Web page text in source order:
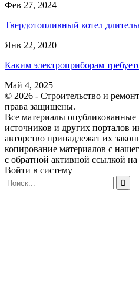
Фев 27, 2024
Твердотопливный котел
Янв 22, 2020
Каким электроприборам
Май 4, 2025
© 2026 - Строительство и
права защищены.
Все материалы опубликованные
источников и других порталов
авторство принадлежат их
копирование материалов с
с обратной активной ссылкой на
Войти в систему